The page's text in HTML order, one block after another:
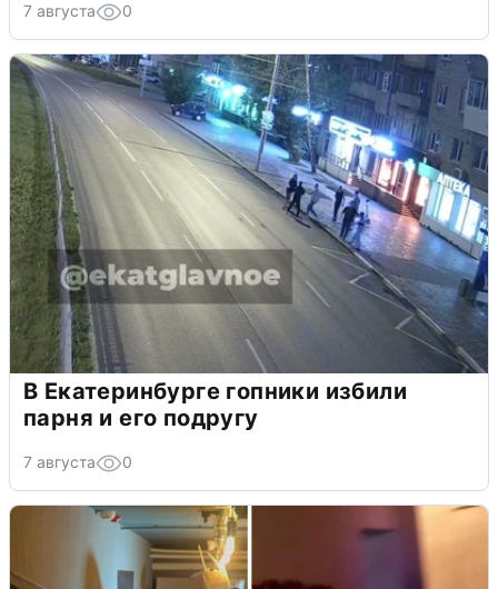
7 августа 0
В Екатеринбурге гопники избили
парня и его подругу
7 августа 0